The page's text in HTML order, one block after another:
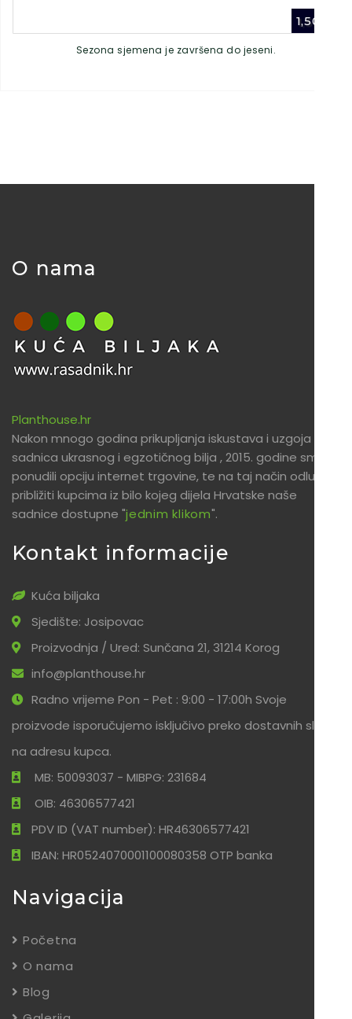
1,50
Sezona sjemena je završena do jeseni.
O nama
Planthouse.hr
Nakon mnogo godina prikupljanja iskustava i uzgoja
sadnica ukrasnog i egzotičnog bilja , 2015. godine smo
ponudili opciju internet trgovine, te na taj način odlučili
približiti kupcima iz bilo kojeg dijela Hrvatske naše
sadnice dostupne "jednim klikom".
Kontakt informacije
Kuća biljaka
Sjedište: Josipovac
Proizvodnja / Ured: Sunčana 21, 31214 Korog
info@planthouse.hr
Radno vrijeme Pon - Pet : 9:00 - 17:00h Svoje
proizvode isporučujemo isključivo preko dostavnih službi
na adresu kupca.
MB: 50093037 - MIBPG: 231684
OIB: 46306577421
PDV ID (VAT number): HR46306577421
IBAN: HR0524070001100080358 OTP banka
Navigacija
Početna
O nama
Blog